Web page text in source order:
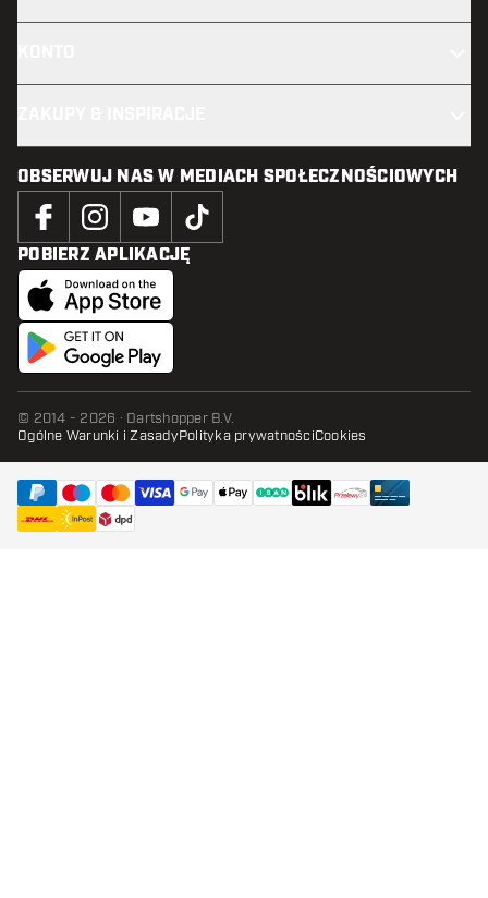
OBSERWUJ NAS W MEDIACH SPOŁECZNOŚCIOWYCH
POBIERZ APLIKACJĘ
© 2014 - 2026 · Dartshopper B.V.
Ogólne Warunki i ZasadyPolityka prywatnościCookies